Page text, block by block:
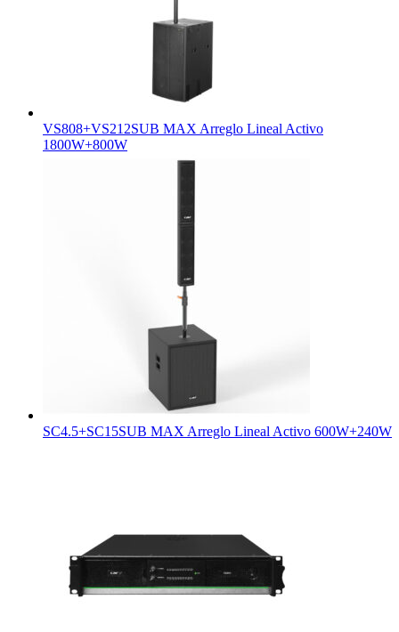
VS808+VS212SUB MAX Arreglo Lineal Activo
1800W+800W
SC4.5+SC15SUB MAX Arreglo Lineal Activo 600W+240W